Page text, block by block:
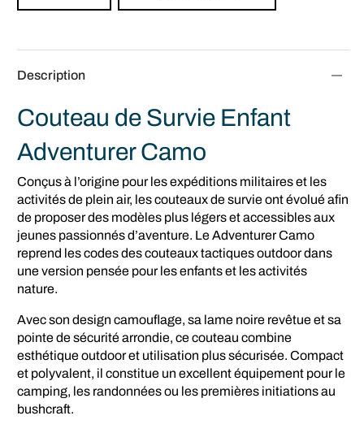
Description
Couteau de Survie Enfant
Adventurer Camo
Conçus à l’origine pour les expéditions militaires et les
activités de plein air, les couteaux de survie ont évolué afin
de proposer des modèles plus légers et accessibles aux
jeunes passionnés d’aventure. Le Adventurer Camo
reprend les codes des couteaux tactiques outdoor dans
une version pensée pour les enfants et les activités
nature.
Avec son design camouflage, sa lame noire revêtue et sa
pointe de sécurité arrondie, ce couteau combine
esthétique outdoor et utilisation plus sécurisée. Compact
et polyvalent, il constitue un excellent équipement pour le
camping, les randonnées ou les premières initiations au
bushcraft.